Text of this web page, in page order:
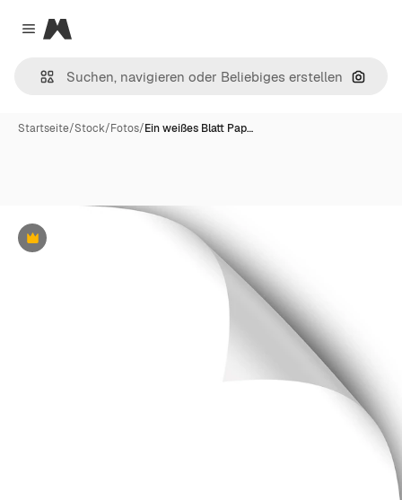
Close menu
Magnific
Nach
Startseite/Stock/Fotos/Ein weißes Blatt Pap…
Premium